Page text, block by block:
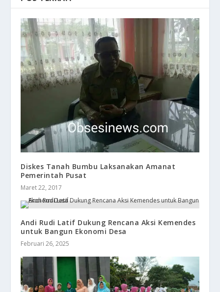
Diskes Tanah Bumbu Laksanakan Amanat
Pemerintah Pusat
Maret 22, 2017
Andi Rudi Latif Dukung Rencana Aksi Kemendes
untuk Bangun Ekonomi Desa
Februari 26, 2025